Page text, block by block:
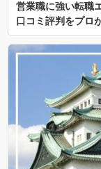
営業職に強い転職
口コミ評判をプロ